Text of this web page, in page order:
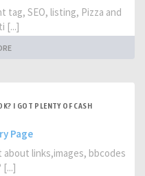
tag, SEO, listing, Pizza and
[...]
I GOT PLENTY OF CASH
Page
links,images, bbcodes